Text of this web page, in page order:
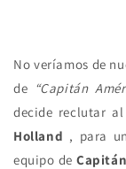
No veríamos de
de “Capitán
decide reclutar
Holland , para
equipo de